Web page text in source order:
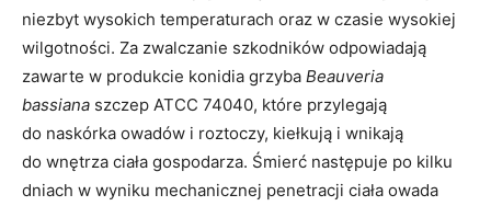
niezbyt wysokich temperaturach oraz w czasie wysokiej
wilgotności. Za zwalczanie szkodników odpowiadają
zawarte w produkcie konidia grzyba Beauveria
bassiana szczep ATCC 74040, które przylegają
do naskórka owadów i roztoczy, kiełkują i wnikają
do wnętrza ciała gospodarza. Śmierć następuje po kilku
dniach w wyniku mechanicznej penetracji ciała owada